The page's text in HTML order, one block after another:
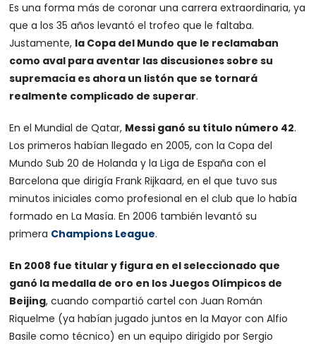
Es una forma más de coronar una carrera extraordinaria, ya
que a los 35 años levantó el trofeo que le faltaba.
Justamente, la Copa del Mundo que le reclamaban
como aval para aventar las discusiones sobre su
supremacía es ahora un listón que se tornará
realmente complicado de superar.
En el Mundial de Qatar, Messi ganó su título número 42.
Los primeros habían llegado en 2005, con la Copa del
Mundo Sub 20 de Holanda y la Liga de España con el
Barcelona que dirigía Frank Rijkaard, en el que tuvo sus
minutos iniciales como profesional en el club que lo había
formado en La Masía. En 2006 también levantó su
primera Champions League.
En 2008 fue titular y figura en el seleccionado que
ganó la medalla de oro en los Juegos Olímpicos de
Beijing, cuando compartió cartel con Juan Román
Riquelme (ya habían jugado juntos en la Mayor con Alfio
Basile como técnico) en un equipo dirigido por Sergio